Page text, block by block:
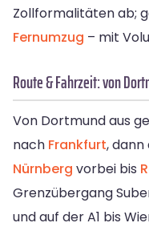
Zollformalitäten ab;
Fernumzug – mit
Route & Fahrzeit: von
Von Dortmund aus
nach Frankfurt, dann
Nürnberg vorbei bis
Grenzübergang
und auf der A1 bis